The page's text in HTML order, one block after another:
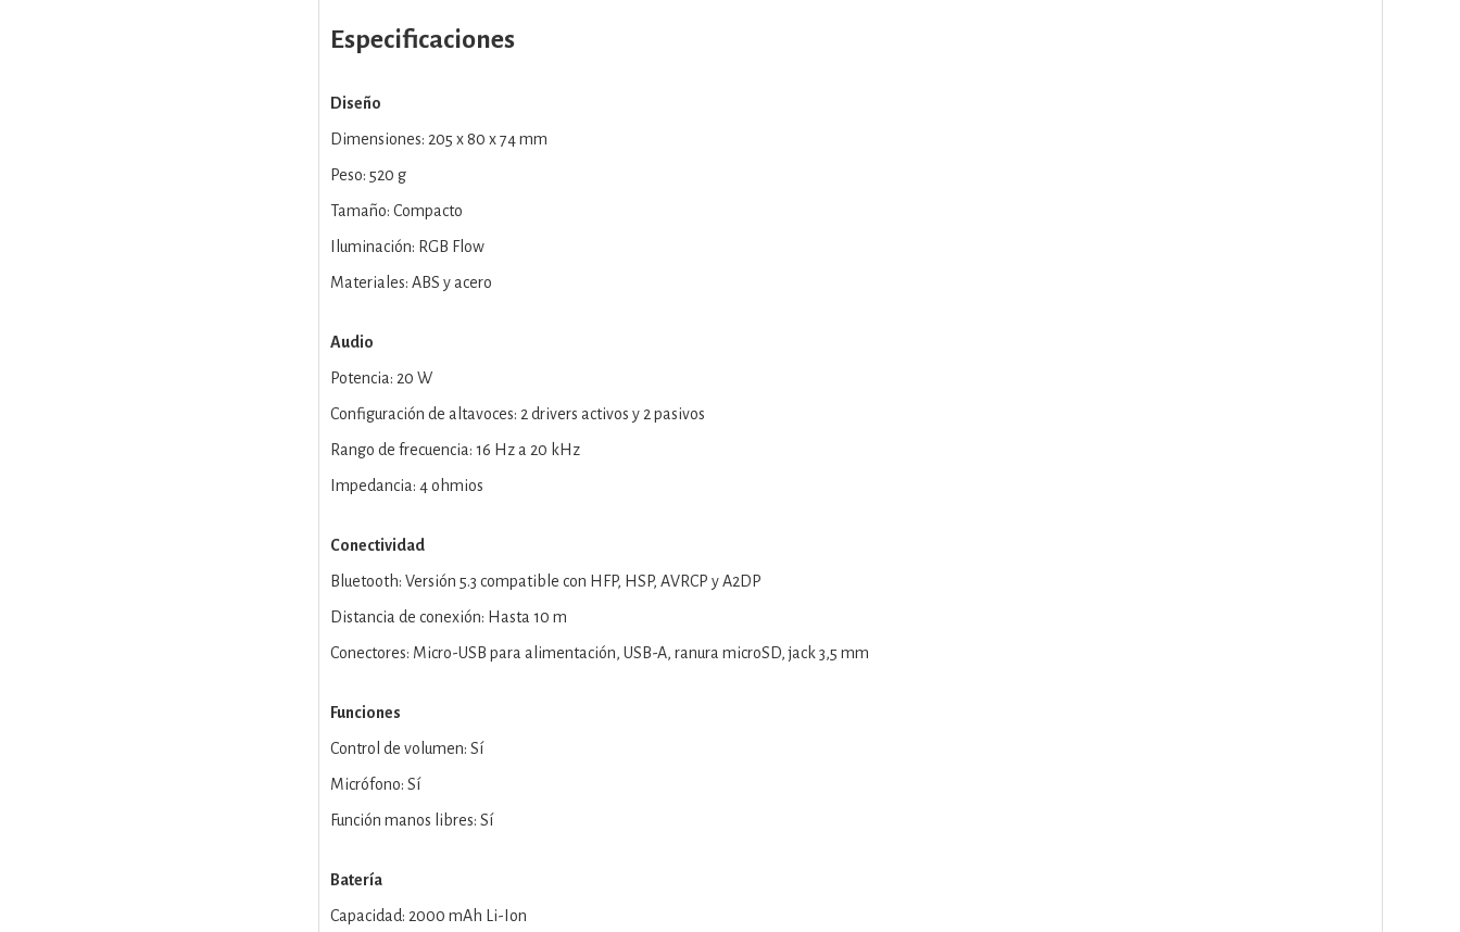
Especificaciones
Diseño
Dimensiones: 205 x 80 x 74 mm
Peso: 520 g
Tamaño: Compacto
Iluminación: RGB Flow
Materiales: ABS y acero
Audio
Potencia: 20 W
Configuración de altavoces: 2 drivers activos y 2 pasivos
Rango de frecuencia: 16 Hz a 20 kHz
Impedancia: 4 ohmios
Conectividad
Bluetooth: Versión 5.3 compatible con HFP, HSP, AVRCP y A2DP
Distancia de conexión: Hasta 10 m
Conectores: Micro-USB para alimentación, USB-A, ranura microSD, jack 3,5 mm
Funciones
Control de volumen: Sí
Micrófono: Sí
Función manos libres: Sí
Batería
Capacidad: 2000 mAh Li-Ion